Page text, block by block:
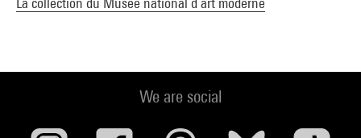
We are social